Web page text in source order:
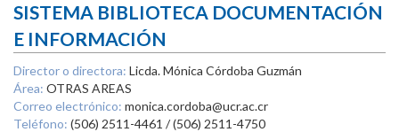
SISTEMA BIBLIOTECA DOCUMENTACIÓN
E INFORMACIÓN
Director o directora: Licda. Mónica Córdoba Guzmán
Área: OTRAS AREAS
Correo electrónico: monica.cordoba@ucr.ac.cr
Teléfono: (506) 2511-4461 / (506) 2511-4750